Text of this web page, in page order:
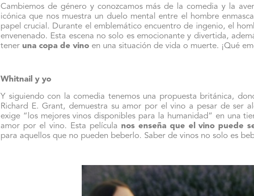
Cambiemos de género y conozcamos más de la comedia y la
icónica que nos muestra un duelo mental entre el hombre
papel crucial. Durante el emblemático encuentro de ingenio, el
envenenado. Esta escena no solo es emocionante y divertida,
tener una copa de vino en una situación de vida o muerte. ¡Qué
Whitnail y yo
Y siguiendo con la comedia tenemos una propuesta británica,
Richard E. Grant, demuestra su amor por el vino a pesar de ser
exige “los mejores vinos disponibles para la humanidad” en una
amor por el vino. Esta película nos enseña que el vino puede
para aquellos que no pueden beberlo. Saber de vinos no solo es